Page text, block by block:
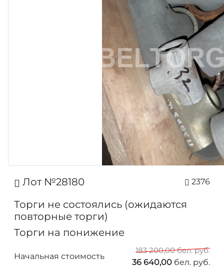
Лот №28180 2376
Торги не состоялись (ожидаются
повторные торги)
Торги на понижение
Начальная стоимость
183 200,00 бел. руб.
36 640,00 бел. руб.